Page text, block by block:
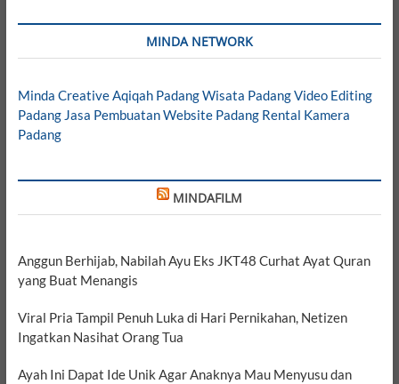
MINDA NETWORK
Minda CreativeAqiqah PadangWisata PadangVideo Editing
Padang Jasa Pembuatan Website Padang Rental Kamera
Padang
MINDAFILM
Anggun Berhijab, Nabilah Ayu Eks JKT48 Curhat Ayat Quran
yang Buat Menangis
Viral Pria Tampil Penuh Luka di Hari Pernikahan, Netizen
Ingatkan Nasihat Orang Tua
Ayah Ini Dapat Ide Unik Agar Anaknya Mau Menyusu dan